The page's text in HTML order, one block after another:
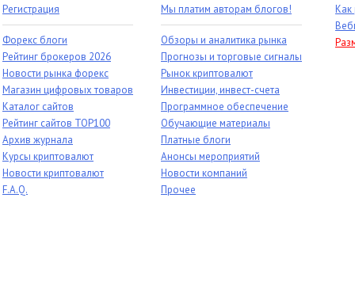
Регистрация
Форекс блоги
Рейтинг брокеров 2026
Новости рынка форекс
Магазин цифровых товаров
Каталог сайтов
Рейтинг сайтов TOP100
Архив журнала
Курсы криптовалют
Новости криптовалют
F.A.Q.
Мы платим авторам блогов!
Обзоры и аналитика рынка
Прогнозы и торговые сигналы
Рынок криптовалют
Инвестиции, инвест-счета
Программное обеспечение
Обучающие материалы
Платные блоги
Анонсы мероприятий
Новости компаний
Прочее
Как